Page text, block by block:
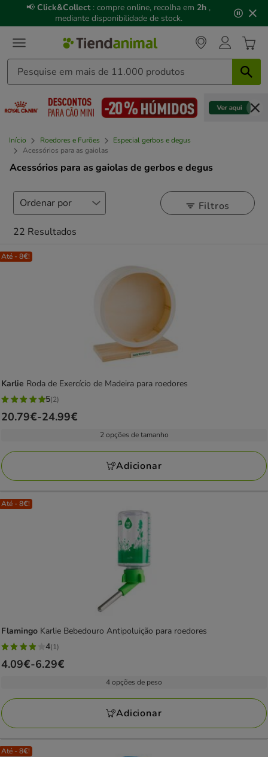
3,
mensagem,
📢 Click&Collect : compre online, recolha em 2h ,
mediante disponibilidade de stock.
Início Roedores e Furões
Especial gerbos e degus
Acessórios para as gaiolas
Acessórios para as gaiolas de gerbos e degus
Filtros
22 Resultados
Até - 8€!
Karlie Roda de Exercício de Madeira para roedores
5
estrelas
avaliações
5(2)
Preço
a
24.99€
20.79€-24.99€
2 opções de tamanho
Adicionar
Até - 8€!
Flamingo Karlie Bebedouro Antipoluição para roedores
4
estrelas
avaliações
4(1)
Preço
a
6.29€
4.09€-6.29€
4 opções de peso
Adicionar
Até - 8€!